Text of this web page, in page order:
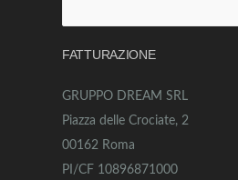
per:
FATTURAZIONE
GRUPPO DREAM SRL
Piazza delle Crociate, 2
00162 Roma
PI/CF 10896871000